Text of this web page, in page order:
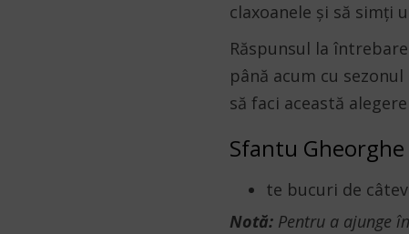
claxoanele și să simți
Răspunsul la
până acum cu
să faci această
Sfantu
te bucuri de
Notă: Pentru a ajunge